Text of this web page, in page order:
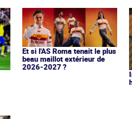
Et si l'AS Roma tenait le plus
beau maillot extérieur de
2026-2027 ?